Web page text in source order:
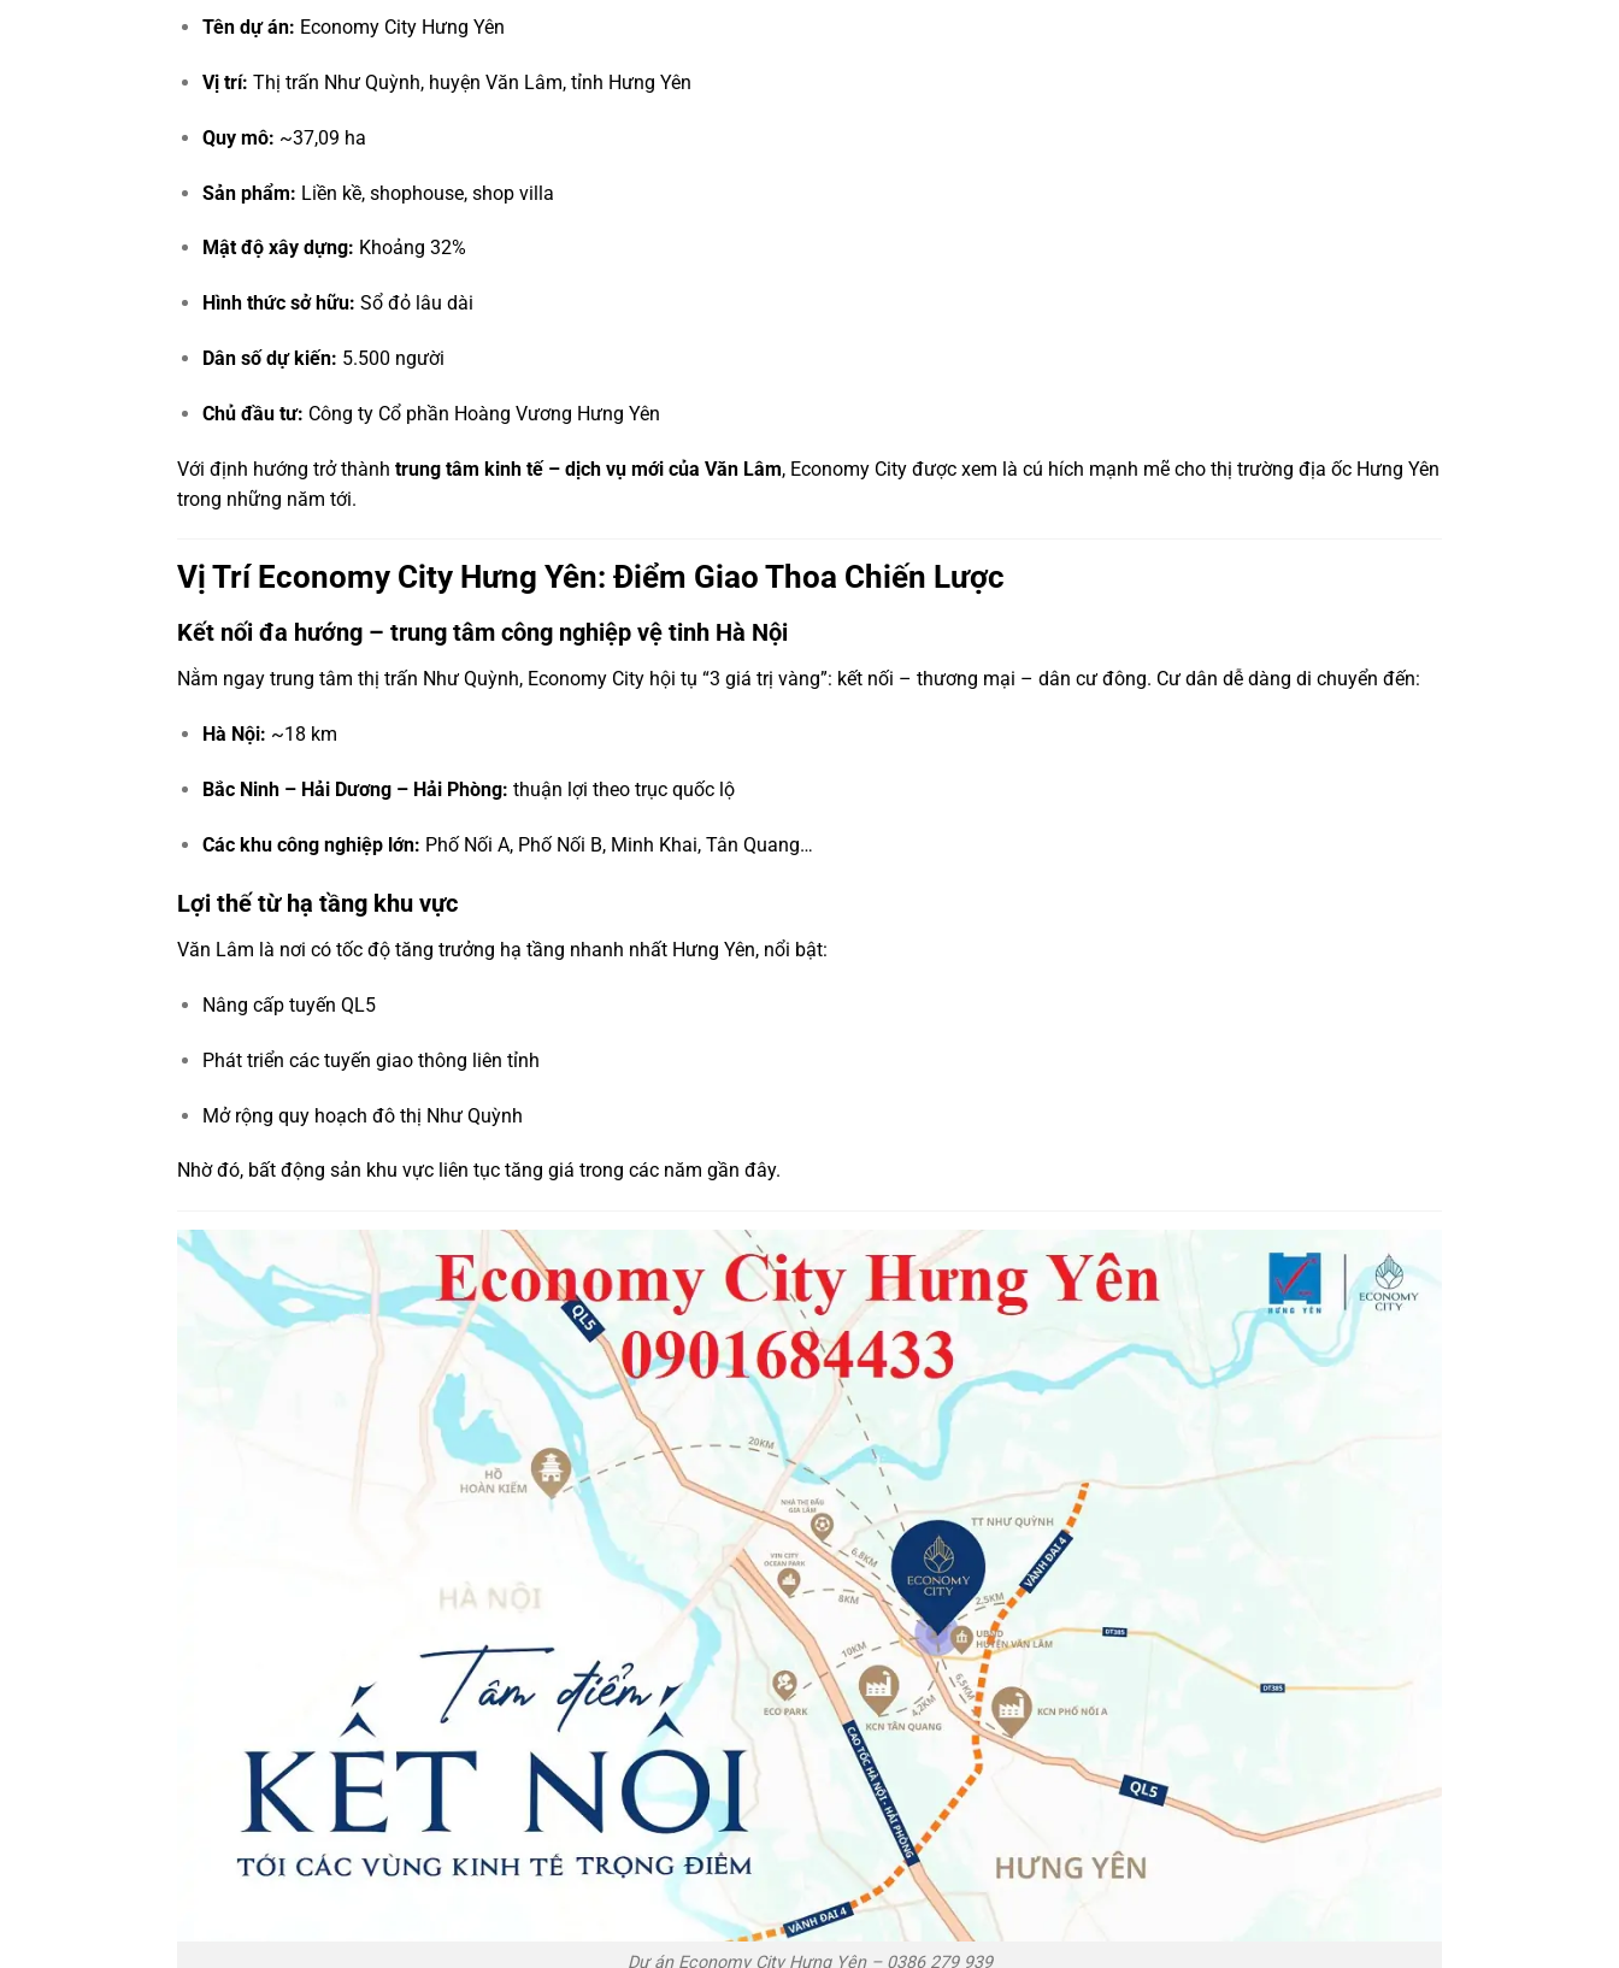
Tên dự án: Economy City Hưng Yên
Vị trí: Thị trấn Như Quỳnh, huyện Văn Lâm, tỉnh Hưng Yên
Quy mô: ~37,09 ha
Sản phẩm: Liền kề, shophouse, shop villa
Mật độ xây dựng: Khoảng 32%
Hình thức sở hữu: Sổ đỏ lâu dài
Dân số dự kiến: 5.500 người
Chủ đầu tư: Công ty Cổ phần Hoàng Vương Hưng Yên
Với định hướng trở thành trung tâm kinh tế – dịch vụ mới của Văn Lâm, Economy City được xem là cú hích mạnh mẽ cho thị trường địa ốc Hưng Yên
trong những năm tới.
Vị Trí Economy City Hưng Yên: Điểm Giao Thoa Chiến Lược
Kết nối đa hướng – trung tâm công nghiệp vệ tinh Hà Nội
Nằm ngay trung tâm thị trấn Như Quỳnh, Economy City hội tụ “3 giá trị vàng”: kết nối – thương mại – dân cư đông. Cư dân dễ dàng di chuyển đến:
Hà Nội: ~18 km
Bắc Ninh – Hải Dương – Hải Phòng: thuận lợi theo trục quốc lộ
Các khu công nghiệp lớn: Phố Nối A, Phố Nối B, Minh Khai, Tân Quang…
Lợi thế từ hạ tầng khu vực
Văn Lâm là nơi có tốc độ tăng trưởng hạ tầng nhanh nhất Hưng Yên, nổi bật:
Nâng cấp tuyến QL5
Phát triển các tuyến giao thông liên tỉnh
Mở rộng quy hoạch đô thị Như Quỳnh
Nhờ đó, bất động sản khu vực liên tục tăng giá trong các năm gần đây.
Dự án Economy City Hưng Yên – 0386 279 939